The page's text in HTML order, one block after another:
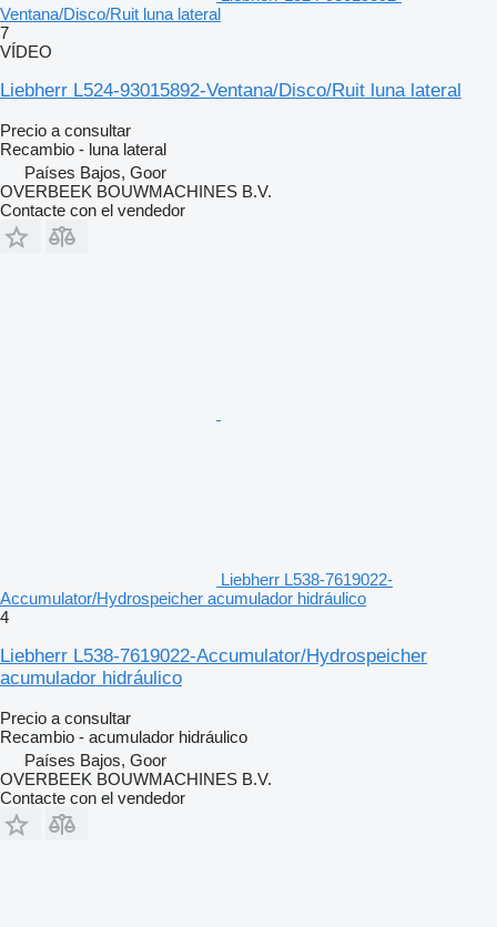
Ventana/Disco/Ruit luna lateral
7
VÍDEO
Liebherr L524-93015892-Ventana/Disco/Ruit luna lateral
Precio a consultar
Recambio - luna lateral
Países Bajos, Goor
OVERBEEK BOUWMACHINES B.V.
Contacte con el vendedor
Liebherr L538-7619022-
Accumulator/Hydrospeicher acumulador hidráulico
4
Liebherr L538-7619022-Accumulator/Hydrospeicher
acumulador hidráulico
Precio a consultar
Recambio - acumulador hidráulico
Países Bajos, Goor
OVERBEEK BOUWMACHINES B.V.
Contacte con el vendedor